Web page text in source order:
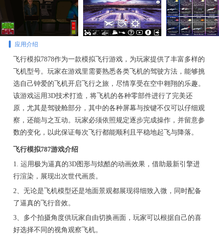
应用介绍
飞行模拟7878作为一款模拟飞行游戏，为玩家提供了丰富多样的
飞机型号。玩家在游戏里需要熟悉各类飞机的驾驶方法，能够挑
选自己钟爱的飞机开启飞行之旅，尽情享受在空中翱翔的乐趣。
该游戏运用3D技术打造，将飞机的各种零部件进行了完美还
原，尤其是驾驶舱部分，其中的各种屏幕与按键不仅可以仔细观
察，还能与之互动。玩家必须依照规定逐步完成操作，并留意参
数的变化，以此保证每次飞行都能顺利且平稳地起飞与降落。
飞行模拟787游戏介绍
1. 运用极为逼真的3D图形与炫酷的动画效果，借助最新引擎进
行渲染，展现出次世代画质。
2、无论是飞机模型还是地面景观都展现得细致入微，同时配备
了逼真的飞行音效。
3、多个拍摄角度供玩家自由切换画面，玩家可以根据自己的喜
好选择不同的视角观察飞机。